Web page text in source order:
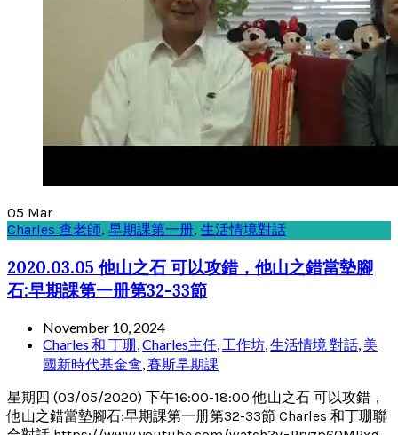
05 Mar
Charles 查老師, 早期課第一册, 生活情境對話
2020.03.05 他山之石 可以攻錯，他山之錯當墊腳
石:早期課第一册第32-33節
November 10, 2024
Charles 和 丁珊,Charles主任, 工作坊,生活情境 對話, 美
國新時代基金會,賽斯早期課
星期四 (03/05/2020) 下午16:00-18:00 他山之石 可以攻錯，
他山之錯當墊腳石:早期課第一册第32-33節 Charles 和丁珊聯